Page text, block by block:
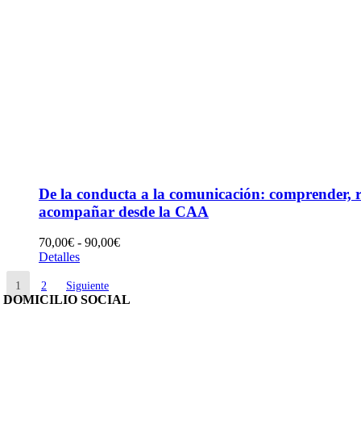
De la conducta a la comunicación: comprender,
acompañar desde la CAA
70,00€ - 90,00€Rango
70,00€
Detalles
1 2 Siguiente
DOMICILIO SOCIAL